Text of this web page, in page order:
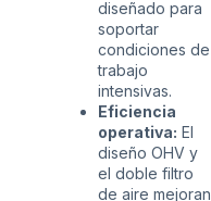
diseñado para
soportar
condiciones de
trabajo
intensivas.
Eficiencia
operativa: El
diseño OHV y
el doble filtro
de aire mejoran